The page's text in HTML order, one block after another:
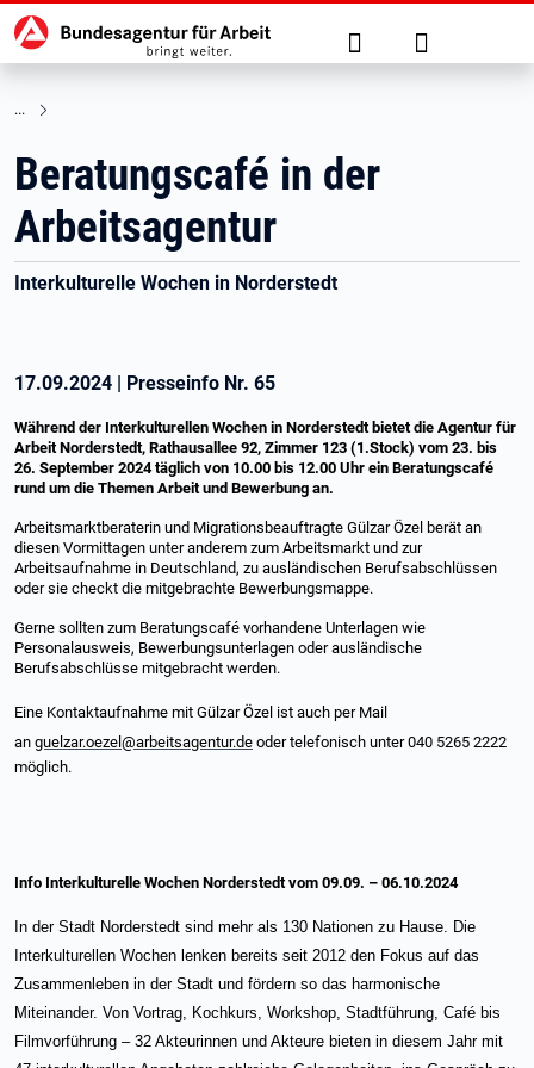
zu den Hauptinhalten springen
Hauptnavigation Suche Anmelden
Beratungscafé in der
Arbeitsagentur
Interkulturelle Wochen in Norderstedt
17.09.2024 | Presseinfo Nr. 65
Während der Interkulturellen Wochen in Norderstedt bietet die Agentur für
Arbeit Norderstedt, Rathausallee 92, Zimmer 123 (1.Stock) vom 23. bis
26. September 2024 täglich von 10.00 bis 12.00 Uhr ein Beratungscafé
rund um die Themen Arbeit und Bewerbung an.
Arbeitsmarktberaterin und Migrationsbeauftragte Gülzar Özel berät an
diesen Vormittagen unter anderem zum Arbeitsmarkt und zur
Arbeitsaufnahme in Deutschland, zu ausländischen Berufsabschlüssen
oder sie checkt die mitgebrachte Bewerbungsmappe.
Gerne sollten zum Beratungscafé vorhandene Unterlagen wie
Personalausweis, Bewerbungsunterlagen oder ausländische
Berufsabschlüsse mitgebracht werden.
Eine Kontaktaufnahme mit Gülzar Özel ist auch per Mail
an guelzar.oezel@arbeitsagentur.de oder telefonisch unter 040 5265 2222
möglich.
Info Interkulturelle Wochen Norderstedt vom 09.09. – 06.10.2024
In der Stadt Norderstedt sind mehr als 130 Nationen zu Hause. Die
Interkulturellen Wochen lenken bereits seit 2012 den Fokus auf das
Zusammenleben in der Stadt und fördern so das harmonische
Miteinander. Von Vortrag, Kochkurs, Workshop, Stadtführung, Café bis
Filmvorführung – 32 Akteurinnen und Akteure bieten in diesem Jahr mit